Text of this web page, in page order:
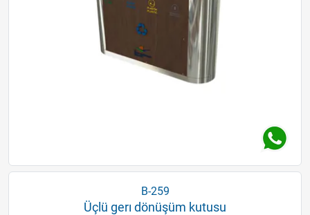
B-259
Üçlü gerı dönüşüm kutusu